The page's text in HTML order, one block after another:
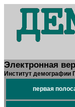
Электронная
Институт демографии
первая